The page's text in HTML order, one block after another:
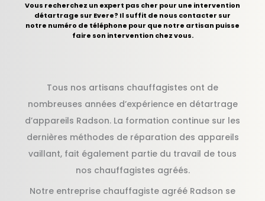
Vous recherchez un expert pas cher pour une intervention
détartrage sur Evere? Il suffit de nous contacter sur
notre numéro de téléphone pour que notre artisan puisse
faire son intervention chez vous.
Tous nos artisans chauffagistes ont de
nombreuses années d’expérience en détartrage
d’appareils Radson. La formation continue sur les
dernières méthodes de réparation des appareils
vaillant, fait également partie du travail de tous
nos chauffagistes agréés.
Notre entreprise chauffagiste agréé Radson se